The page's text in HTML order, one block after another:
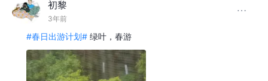
初黎
3年前
#春日出游计划# 绿叶，春游